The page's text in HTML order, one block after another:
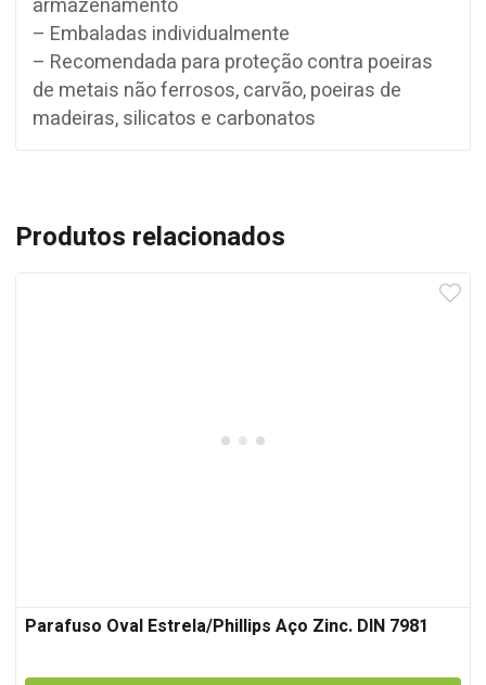
armazenamento
– Embaladas individualmente
– Recomendada para proteção contra poeiras
de metais não ferrosos, carvão, poeiras de
madeiras, silicatos e carbonatos
Produtos relacionados
Parafuso Oval Estrela/Phillips Aço Zinc. DIN 7981